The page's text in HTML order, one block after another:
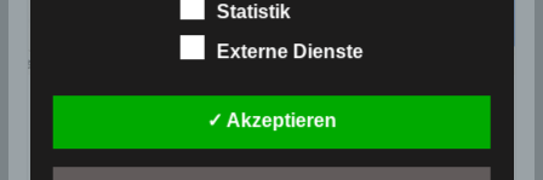
11 April 2023: Schwaches
Kommentarfunktion im Blog auf der
Wir bieten den Nutzern auf einem Blog, der sich auf der
befindet, die Möglichkeit, individuelle Kommentare zu
Statistik
Externe Dienste
✓ Akzeptieren